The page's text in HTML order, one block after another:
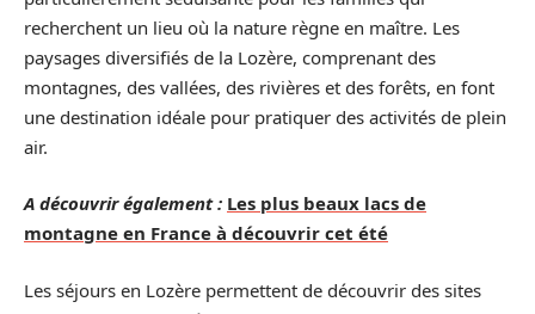
recherchent un lieu où la nature règne en maître. Les
paysages diversifiés de la Lozère, comprenant des
montagnes, des vallées, des rivières et des forêts, en font
une destination idéale pour pratiquer des activités de plein
air.
A découvrir également : Les plus beaux lacs de
montagne en France à découvrir cet été
Les séjours en Lozère permettent de découvrir des sites